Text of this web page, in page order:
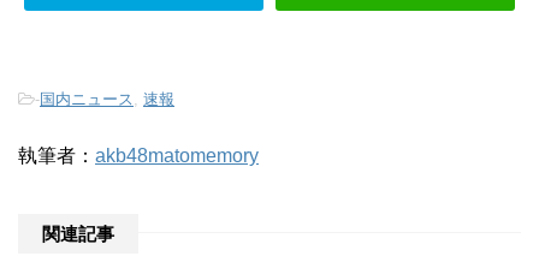
-国内ニュース 速報
執筆者： akb48matomemory
関連記事